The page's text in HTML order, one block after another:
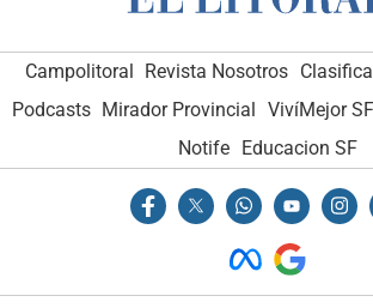
Campolitoral Revista Nosotros
Podcasts Mirador Provincial VivíMejor SF
Notife Educacion SF